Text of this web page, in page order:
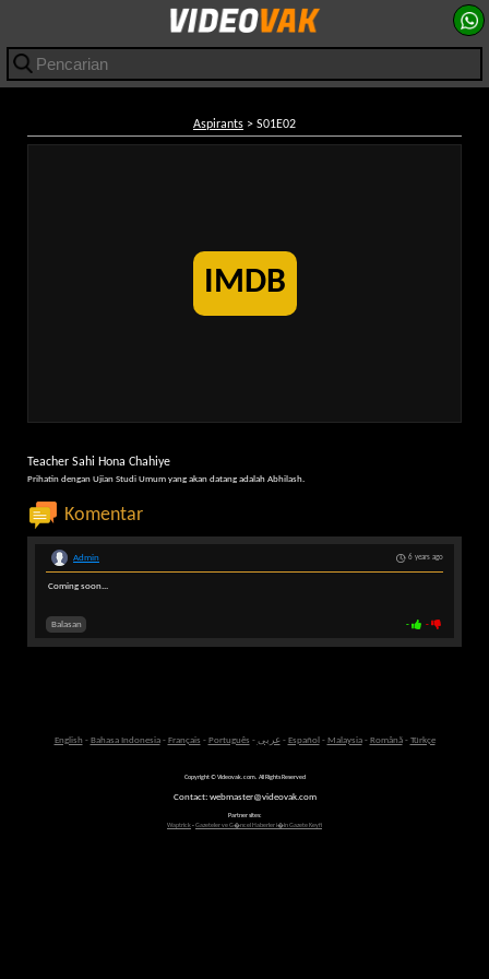
Aspirants > S01E02
IMDB
Teacher Sahi Hona Chahiye
Prihatin dengan Ujian Studi Umum yang akan datang adalah Abhilash.
Komentar
6 years ago
Admin
Coming soon...
- -
Balasan
English - Bahasa Indonesia- Français - Português - عربى- Español - Malaysia- Română- Türkçe
Copyright © Videovak.com. All Rights Reserved
Contact: webmaster@videovak.com
Partner sites:
Waptrick-Gazeteler ve G�ncel Haberler i�in Gazete Keyfi